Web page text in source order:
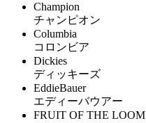
Champion
チャンピオン
Columbia
コロンビア
Dickies
ディッキーズ
EddieBauer
エディーバウアー
FRUIT OF THE LOOM